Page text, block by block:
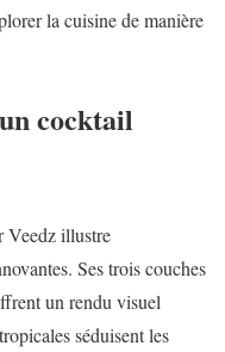
la cuisine de manière
cocktail
Veedz illustre
Ses trois couches
un rendu visuel
séduisent les